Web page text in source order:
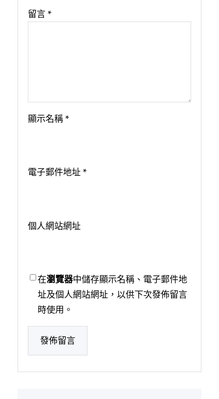
留言 *
顯示名稱 *
電子郵件地址 *
個人網站網址
在瀏覽器中儲存顯示名稱、電子郵件地
址及個人網站網址，以供下次發佈留言
時使用。